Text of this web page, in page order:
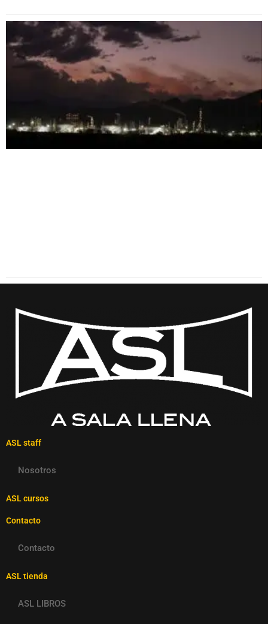
ASL staff
Nosotros
ASL cursos
Contacto
Contacto
ASL tienda
ASL LIBROS